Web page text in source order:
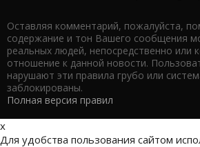
Оставляя комментарий, пожалуйста,
содержание и тон Вашего сообщения
реальных людей, непосредственно или
отношение к данной новости.
нарушают эти правила грубо или
заблокированы.
Полная версия правил
x
Для удобства пользования сайтом